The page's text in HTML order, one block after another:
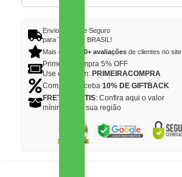
Envio Rápido e Seguro
para TODO O BRASIL!
Mais de
12.000+ avaliações de clientes no site
Primeira Compra 5% OFF
Use o Cupom: PRIMEIRACOMPRA
Compre e receba 10% DE GIFTBACK
FRETE GRÁTIS: Confira aqui o valor
mínimo para sua região